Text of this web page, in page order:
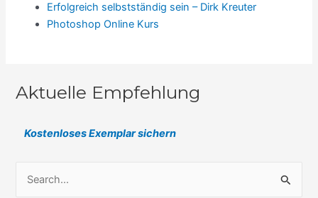
Erfolgreich selbstständig sein – Dirk Kreuter
Photoshop Online Kurs
Aktuelle Empfehlung
Kostenloses Exemplar sichern